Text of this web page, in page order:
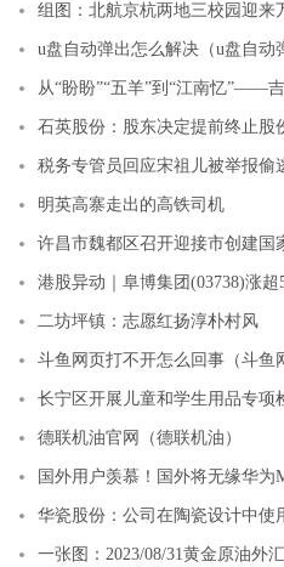
组图：北航京杭两地三校园迎来
u盘自动弹出怎么解决（u盘自动
从“盼盼”“五羊”到“江南忆”——
石英股份：股东决定提前终止股
明英高寨走出的高铁司机
二坊坪镇：志愿红扬淳朴村风
斗鱼网页打不开怎么回事（斗鱼
长宁区开展儿童和学生用品专
德联机油官网（德联机油）
国外用户羡慕！国外将无缘华为
华瓷股份：公司在陶瓷设计中使
一张图：2023/08/31黄金原油外